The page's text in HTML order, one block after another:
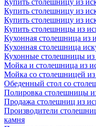
Купить столешницу из
Купить столешницу из
Купить столешницу из
Купить столешницы из
Кухонная столешница из
Кухонная столешница
Кухонные столешницы из
Мойка и столешница из
Мойка со столешницей из
Обеденный стол со
Полировка столешницы
Продажа столешниц из
Производители
камня